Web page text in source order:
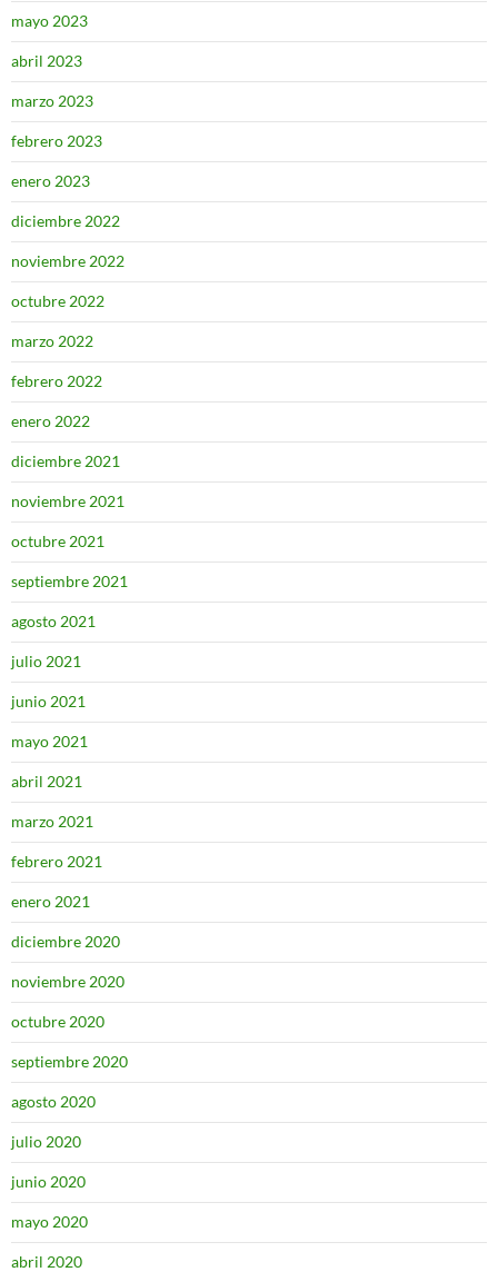
mayo 2023
abril 2023
marzo 2023
febrero 2023
enero 2023
diciembre 2022
noviembre 2022
octubre 2022
marzo 2022
febrero 2022
enero 2022
diciembre 2021
noviembre 2021
octubre 2021
septiembre 2021
agosto 2021
julio 2021
junio 2021
mayo 2021
abril 2021
marzo 2021
febrero 2021
enero 2021
diciembre 2020
noviembre 2020
octubre 2020
septiembre 2020
agosto 2020
julio 2020
junio 2020
mayo 2020
abril 2020